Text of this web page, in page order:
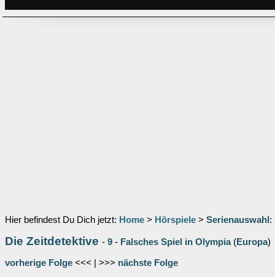
Hier befindest Du Dich jetzt: Home > Hörspiele > Serienauswahl :
Die Zeitdetektive - 9 - Falsches Spiel in Olympia(Europa)
vorherige Folge <<< | >>> nächste Folge